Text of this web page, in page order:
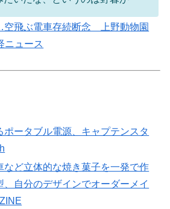
空飛ぶ電車存続断念 上野動物園
ニュース
ポータブル電源、キャプテンスタ
など立体的な焼き菓子を一発で作
、自分のデザインでオーダーメイ